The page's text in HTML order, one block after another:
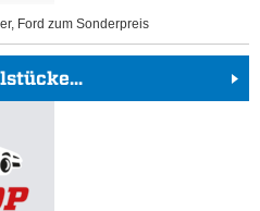
Ford zum Sonderpreis